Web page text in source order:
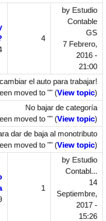
4
by Estudio
Contable
GS
7 Febrero,
2016 -
21:00
el auto para trabajar!
moved to "" (View topic)
No bajar de categoría
moved to "" (View topic)
dar de baja al monotributo
moved to "" (View topic)
1
by Estudio
Contabl...
14
Septiembre,
2017 -
15:26